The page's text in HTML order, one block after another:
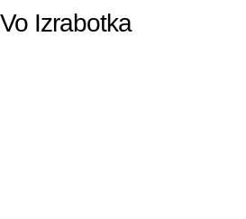
Vo Izrabotka